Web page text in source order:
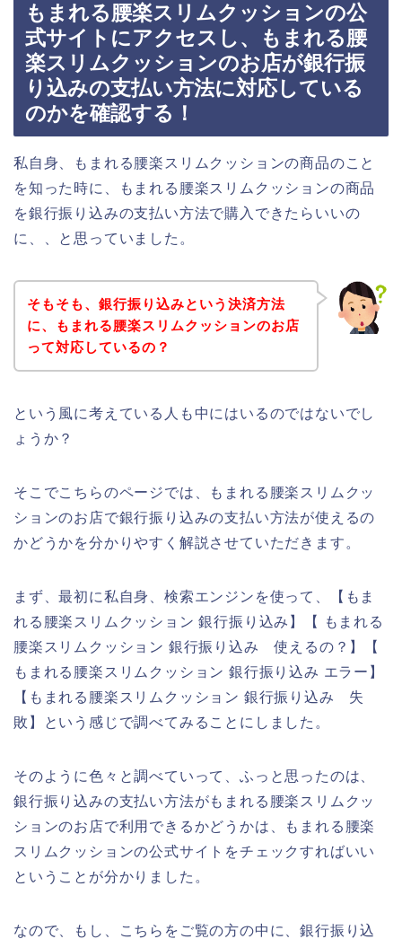
もまれる腰楽スリムクッションの公
式サイトにアクセスし、もまれる腰
楽スリムクッションのお店が銀行振
り込みの支払い方法に対応している
のかを確認する！
私自身、もまれる腰楽スリムクッションの商品のこと
を知った時に、もまれる腰楽スリムクッションの商品
を銀行振り込みの支払い方法で購入できたらいいの
に、、と思っていました。
そもそも、銀行振り込みという決済方法
に、もまれる腰楽スリムクッションのお店
って対応しているの？
という風に考えている人も中にはいるのではないでし
ょうか？
そこでこちらのページでは、もまれる腰楽スリムクッ
ションのお店で銀行振り込みの支払い方法が使えるの
かどうかを分かりやすく解説させていただきます。
まず、最初に私自身、検索エンジンを使って、【もま
れる腰楽スリムクッション 銀行振り込み】【 もまれる
腰楽スリムクッション 銀行振り込み 使えるの？】【
もまれる腰楽スリムクッション 銀行振り込み エラー】
【もまれる腰楽スリムクッション 銀行振り込み 失
敗】という感じで調べてみることにしました。
そのように色々と調べていって、ふっと思ったのは、
銀行振り込みの支払い方法がもまれる腰楽スリムクッ
ションのお店で利用できるかどうかは、もまれる腰楽
スリムクッションの公式サイトをチェックすればいい
ということが分かりました。
なので、もし、こちらをご覧の方の中に、銀行振り込